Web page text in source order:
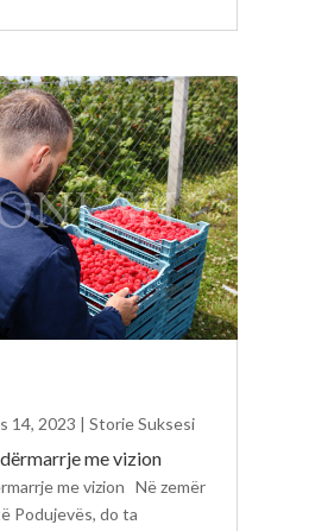
me vizion
14, 2023 | Storie Suksesi
me vizion Në zemër
Podujevës, do ta